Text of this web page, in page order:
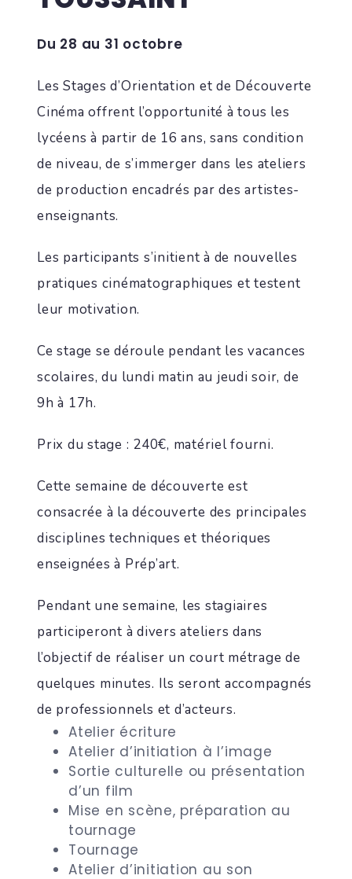
Du 28 au 31 octobre
Les Stages d’Orientation et de Découverte
Cinéma offrent l’opportunité à tous les
lycéens à partir de 16 ans, sans condition
de niveau, de s’immerger dans les ateliers
de production encadrés par des artistes-
enseignants.
Les participants s’initient à de nouvelles
pratiques cinématographiques et testent
leur motivation.
Ce stage se déroule pendant les vacances
scolaires, du lundi matin au jeudi soir, de
9h à 17h.
Prix du stage : 240€, matériel fourni.
Cette semaine de découverte est
consacrée à la découverte des principales
disciplines techniques et théoriques
enseignées à Prép’art.
Pendant une semaine, les stagiaires
participeront à divers ateliers dans
l’objectif de réaliser un court métrage de
quelques minutes. Ils seront accompagnés
de professionnels et d’acteurs.
Atelier écriture
Atelier d’initiation à l’image
Sortie culturelle ou présentation
d’un film
Mise en scène, préparation au
tournage
Tournage
Atelier d’initiation au son